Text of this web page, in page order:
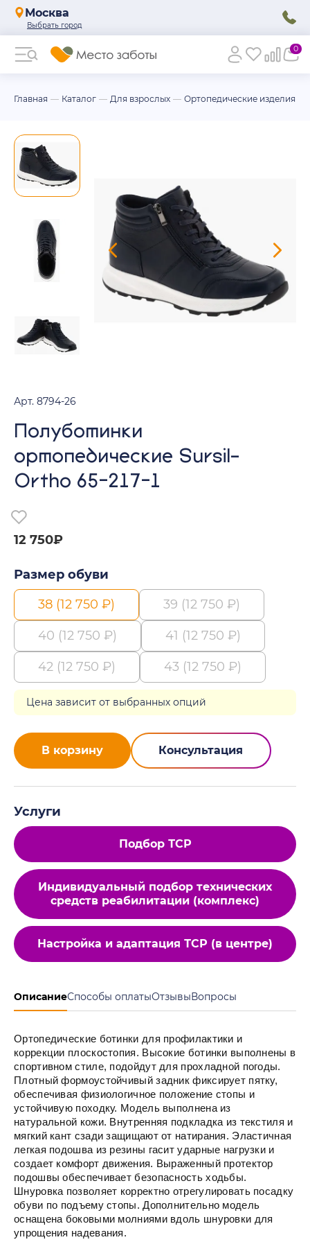
Москва
0
Главная Каталог Для взрослых Ортопедические изделия
Арт. 8794-26
Полуботинки
ортопедические Sursil-
Ortho 65-217-1
12 750₽
Размер обуви
38 (12 750 ₽)
39 (12 750 ₽)
40 (12 750 ₽) 41 (12 750 ₽)
42 (12 750 ₽) 43 (12 750 ₽)
Цена зависит от выбранных опций
В корзину Консультация
Услуги
Подбор ТСР
Индивидуальный подбор технических
средств реабилитации (комплекс)
Настройка и адаптация ТСР (в центре)
ОписаниеСпособы оплатыОтзывыВопросы
Ортопедические ботинки для профилактики и
коррекции плоскостопия. Высокие ботинки выполнены в
спортивном стиле, подойдут для прохладной погоды.
Плотный формоустойчивый задник фиксирует пятку,
обеспечивая физиологичное положение стопы и
устойчивую походку. Модель выполнена из
натуральной кожи. Внутренняя подкладка из текстиля и
мягкий кант сзади защищают от натирания. Эластичная
легкая подошва из резины гасит ударные нагрузки и
создает комфорт движения. Выраженный протектор
подошвы обеспечивает безопасность ходьбы.
Шнуровка позволяет корректно отрегулировать посадку
обуви по подъему стопы. Дополнительно модель
оснащена боковыми молниями вдоль шнуровки для
упрощения надевания.